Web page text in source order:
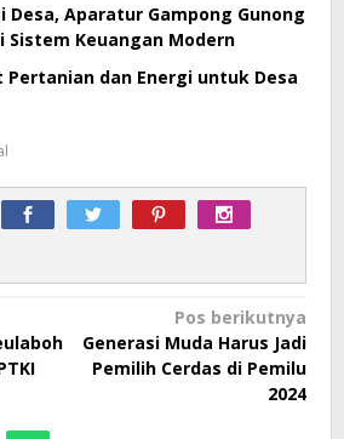
Desa, Aparatur Gampong Gunong
Sistem Keuangan Modern
Pertanian dan Energi untuk Desa
Pos berikutnya
Generasi Muda Harus Jadi
Pemilih Cerdas di Pemilu
2024